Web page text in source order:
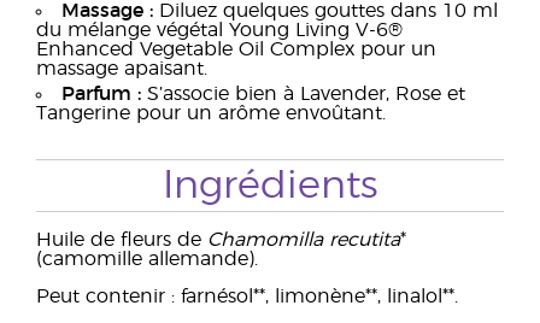
Massage : Diluez quelques gouttes dans 10 ml
du mélange végétal Young Living V-6®
Enhanced Vegetable Oil Complex pour un
massage apaisant.
Parfum : S’associe bien à Lavender, Rose et
Tangerine pour un arôme envoûtant.
Ingrédients
Huile de fleurs de Chamomilla recutita*
(camomille allemande).
Peut contenir : farnésol**, limonène**, linalol**.